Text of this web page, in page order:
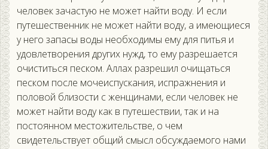
человек зачастую не может найти воду. И если
путешественник не может найти воду, а имеющиеся
у него запасы воды необходимы ему для питья и
удовлетворения других нужд, то ему разрешается
очиститься песком. Аллах разрешил очищаться
песком после мочеиспускания, испражнения и
половой близости с женщинами, если человек не
может найти воду как в путешествии, так и на
постоянном местожительстве, о чем
свидетельствует общий смысл обсуждаемого нами